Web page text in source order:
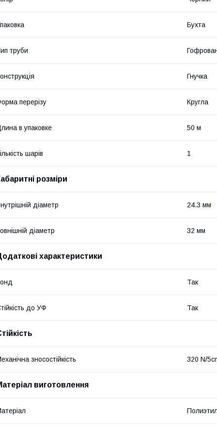
Бухта
труби
Гнучка
перерізу Кругла
в упаковке 50 м
шарів 1
розміри
діаметр 24.3 мм
діаметр 32 мм
характеристики
Так
до УФ Так
зносостійкість 320 N/
виготовлення